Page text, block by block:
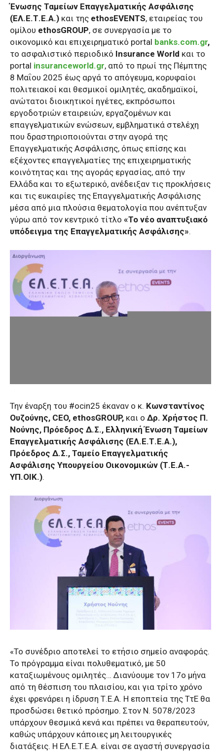
Ένωσης Ταμείων Επαγγελματικής Ασφάλισης
(ΕΛ.Ε.Τ.Ε.Α.) και της ethosEVENTS, εταιρείας του
ομίλου ethosGROUP, σε συνεργασία με το
οικονομικό και επιχειρηματικό portal banks.com.gr,
το ασφαλιστικό περιοδικό Insurance World και το
portal insuranceworld.gr, από το πρωί της Πέμπτης
8 Μαΐου 2025 έως αργά το απόγευμα, κορυφαίοι
πολιτειακοί και θεσμικοί ομιλητές, ακαδημαϊκοί,
ανώτατοι διοικητικοί ηγέτες, εκπρόσωποι
εργοδοτριών εταιρειών, εργαζομένων και
επαγγελματικών ενώσεων, εμβληματικά στελέχη
που δραστηριοποιούνται στην αγορά της
Επαγγελματικής Ασφάλισης, όπως επίσης και
εξέχοντες επαγγελματίες της επιχειρηματικής
κοινότητας και της αγοράς εργασίας, από την
Ελλάδα και το εξωτερικό, ανέδειξαν τις προκλήσεις
και τις ευκαιρίες της Επαγγελματικής Ασφάλισης
μέσα από μια πλούσια θεματολογία που ανέπτυξαν
γύρω από τον κεντρικό τίτλο «Το νέο αναπτυξιακό
υπόδειγμα της Επαγγελματικής Ασφάλισης».
Την έναρξη του #ocin25 έκαναν ο κ. Κωνσταντίνος
Ουζούνης, CEO, ethosGROUP, και ο Δρ. Χρήστος Π.
Νούνης, Πρόεδρος Δ.Σ., Ελληνική Ένωση Ταμείων
Επαγγελματικής Ασφάλισης (ΕΛ.Ε.Τ.Ε.Α.),
Πρόεδρος Δ.Σ., Ταμείο Επαγγελματικής
Ασφάλισης Υπουργείου Οικονομικών (Τ.Ε.Α.-
ΥΠ.ΟΙΚ.).
«Το συνέδριο αποτελεί το ετήσιο σημείο αναφοράς.
Το πρόγραμμα είναι πολυθεματικό, με 50
καταξιωμένους ομιλητές… Διανύουμε τον 17ο μήνα
από τη θέσπιση του πλαισίου, και για τρίτο χρόνο
έχει φρενάρει η ίδρυση Τ.Ε.Α. Η εποπτεία της ΤτΕ θα
προσδώσει θετικό πρόσημο. Στον Ν. 5078/2023
υπάρχουν θεσμικά κενά και πρέπει να θεραπευτούν,
καθώς υπάρχουν κάποιες μη λειτουργικές
διατάξεις. Η ΕΛ.Ε.Τ.Ε.Α. είναι σε αγαστή συνεργασία